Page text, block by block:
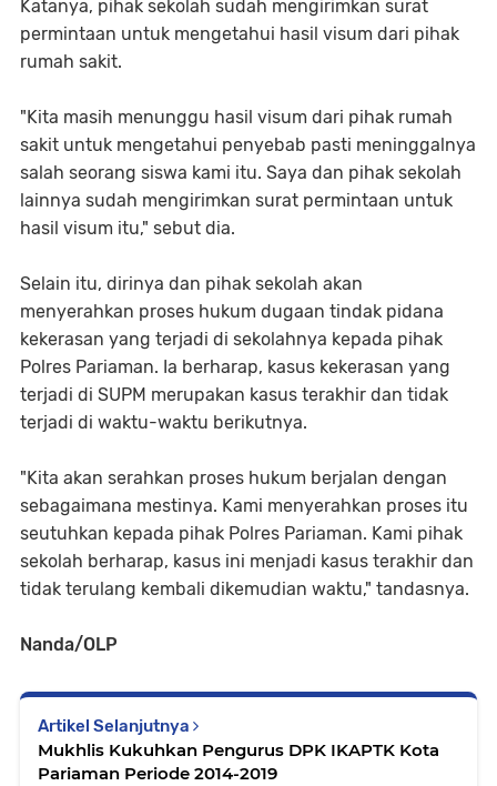
Katanya, pihak sekolah sudah mengirimkan surat
permintaan untuk mengetahui hasil visum dari pihak
rumah sakit.
"Kita masih menunggu hasil visum dari pihak rumah
sakit untuk mengetahui penyebab pasti meninggalnya
salah seorang siswa kami itu. Saya dan pihak sekolah
lainnya sudah mengirimkan surat permintaan untuk
hasil visum itu," sebut dia.
Selain itu, dirinya dan pihak sekolah akan
menyerahkan proses hukum dugaan tindak pidana
kekerasan yang terjadi di sekolahnya kepada pihak
Polres Pariaman. Ia berharap, kasus kekerasan yang
terjadi di SUPM merupakan kasus terakhir dan tidak
terjadi di waktu-waktu berikutnya.
"Kita akan serahkan proses hukum berjalan dengan
sebagaimana mestinya. Kami menyerahkan proses itu
seutuhkan kepada pihak Polres Pariaman. Kami pihak
sekolah berharap, kasus ini menjadi kasus terakhir dan
tidak terulang kembali dikemudian waktu," tandasnya.
Nanda/OLP
Artikel Selanjutnya
Mukhlis Kukuhkan Pengurus DPK IKAPTK Kota
Pariaman Periode 2014-2019